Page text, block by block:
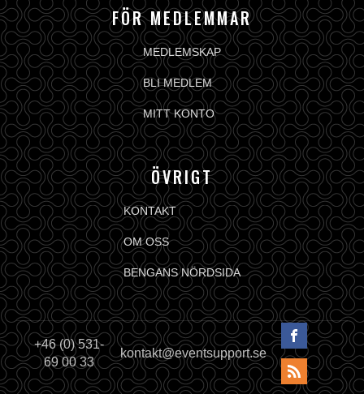
FÖR MEDLEMMAR
MEDLEMSKAP
BLI MEDLEM
MITT KONTO
ÖVRIGT
KONTAKT
OM OSS
BENGANS NÖRDSIDA
+46 (0) 531-
69 00 33
kontakt@eventsupport.se